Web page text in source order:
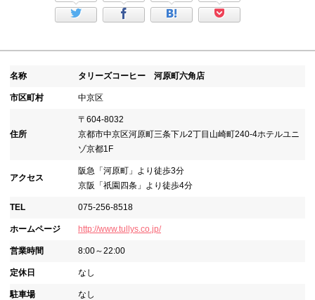
名称 タリーズコーヒー 河原町六角店
市区町村 中京区
住所
〒604-8032
京都市中京区河原町三条下ル2丁目山崎町240-4ホテルユニ
ゾ京都1F
アクセス
阪急「河原町」より徒歩3分
京阪「祇園四条」より徒歩4分
TEL 075-256-8518
ホームページ http://www.tullys.co.jp/
営業時間 8:00～22:00
定休日 なし
駐車場 なし